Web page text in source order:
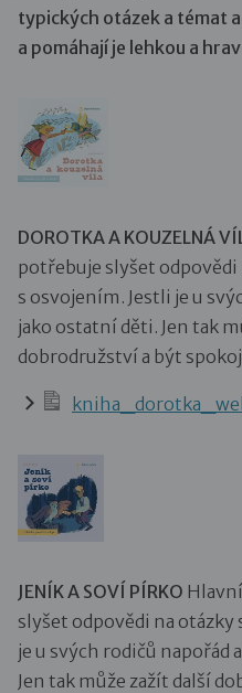
typických otázek a témat
a pomáhají je lehkou a
DOROTKA A KOUZELNÁ
potřebuje slyšet odpovědi
s osvojením. Jestli je u
jako ostatní děti. Jen tak
dobrodružství a být
JENÍK A SOVÍ PÍRKO
slyšet odpovědi na otázky
je u svých rodičů napořád
Jen tak může zažít další